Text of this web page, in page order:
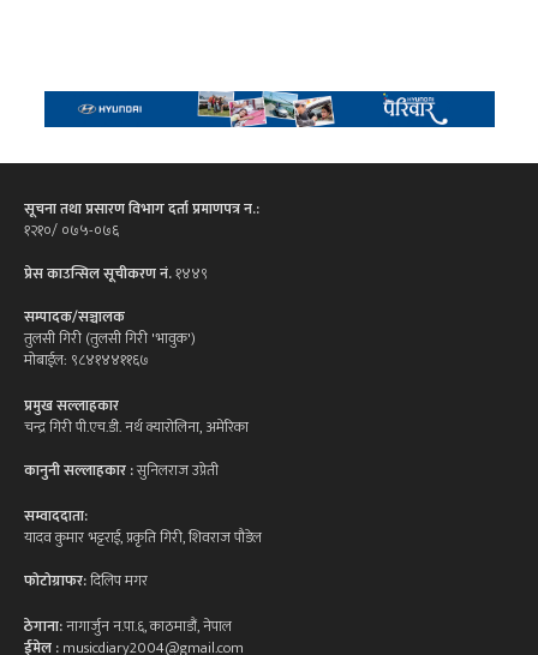
सूचना तथा प्रसारण विभाग दर्ता प्रमाणपत्र न.:
१२१०/ ०७५-०७६
प्रेस काउन्सिल सूचीकरण नं.१४४९
सम्पादक/सञ्चालक
तुलसी गिरी (तुलसी गिरी 'भावुक')
मोबाईल: ९८४१४४११६७
प्रमुख सल्लाहकार
चन्द्र गिरी पी.एच.डी. नर्थ क्यारोलिना, अमेरिका
कानुनी सल्लाहकार :सुनिलराज उप्रेती
सम्वाददाता:
यादव कुमार भट्टराई, प्रकृति गिरी, शिवराज पौडेल
फोटोग्राफर:दिलिप मगर
ठेगाना:नागार्जुन न.पा.६, काठमाडौं, नेपाल
ईमेल :musicdiary2004@gmail.com